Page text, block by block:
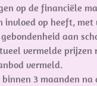
op de financiële
invloed op heeft,
aan
vermelde prijzen
vermeld.
3 maanden na